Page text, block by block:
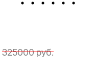
325000 руб.